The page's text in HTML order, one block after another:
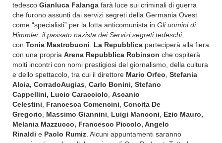
tedesco Gianluca Falanga farà luce sui criminali di guerra
che furono assunti dai servizi segreti della Germania Ovest
come “specialisti” per la lotta anticomunista in Gli uomini di
Himmler, il passato nazista dei Servizi segreti tedeschi,
con Tonia Mastrobuoni La Repubblica parteciperà alla fiera
con una propria Arena Repubblica Robinson che ospiterà
molti incontri con nomi prestigiosi del giornalismo, della cultura
e dello spettacolo, tra cui il direttore Mario Orfeo Stefania
Aloia, CorradoAugias Carlo Bonini, Stefano
Cappellini, Lucio Caracciolo Ascanio
Celestini
Francesca Comencini Concita De
Gregorio
Massimo Giannini Luigi Manconi
Ezio Mauro,
Melania Mazzucco, Francesco Piccolo, Angelo
Rinaldi e Paolo Rumiz . Alcuni appuntamenti saranno